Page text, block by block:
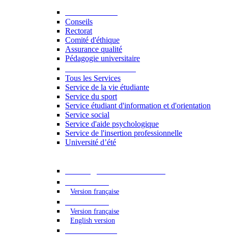
Conseils
Rectorat
Comité d'éthique
Assurance qualité
Pédagogie universitaire
Tous les Services
Service de la vie étudiante
Service du sport
Service étudiant d'information et d'orientation
Service social
Service d'aide psychologique
Service de l'insertion professionnelle
Université d’été
Version française
Version française
English version